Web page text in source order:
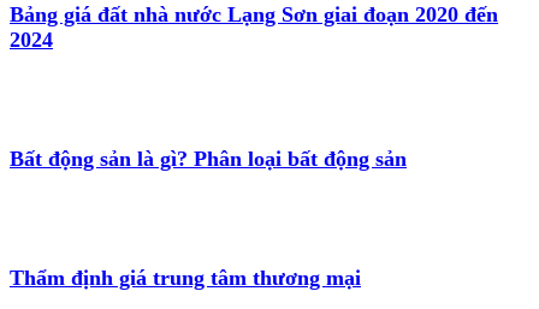
Bảng giá đất nhà nước Lạng Sơn giai đoạn 2020 đến
2024
Bất động sản là gì? Phân loại bất động sản
Thẩm định giá trung tâm thương mại